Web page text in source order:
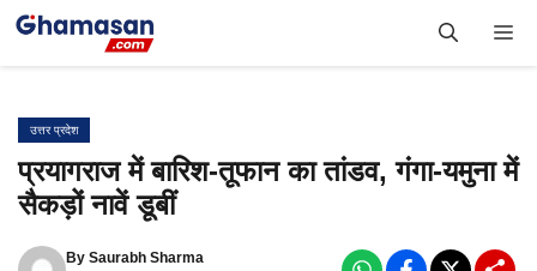
Skip
उत्तर प्रदेश
प्रयागराज में बारिश-तूफान का तांडव, गंगा-यमुना में
सैकड़ों नावें डूबीं
By Saurabh Sharma